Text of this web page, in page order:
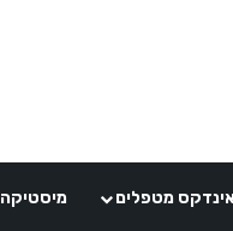
אינדקס מטפלים מיסטיקה